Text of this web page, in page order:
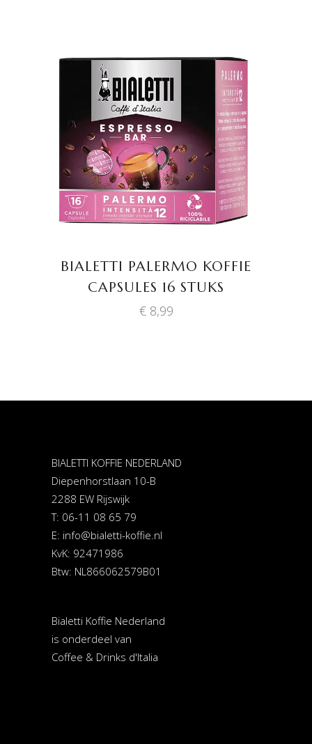
TOEVOEGEN AAN
WINKELWAGEN
BIALETTI PALERMO KOFFIE
CAPSULES 16 STUKS
€8,99
BIALETTI KOFFIE NEDERLAND
Diepenhorstlaan 10-B
2288 EW Rijswijk
T: 06-11 08 65 79
E: info@bialetti-koffie.nl
KvK: 92471986
Btw: NL866062579B01
Bialetti Koffie Nederland
is onderdeel van
Coffee & Drinks d'Italia